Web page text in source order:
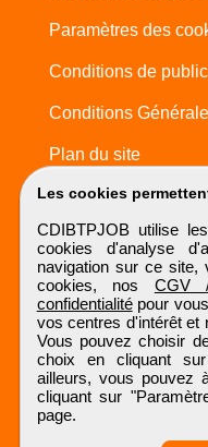
Les cookies
CDIBTPJOB utilise
cookies d'analyse
navigation sur ce site,
cookies, nos CGV
confidentialitépour
vos centres d'intérêt et
Vous pouvez choisir
choix en cliquant
ailleurs, vous pouvez
cliquant sur
page.
Paramètres des
Conditions de
Conditions
Plan du site